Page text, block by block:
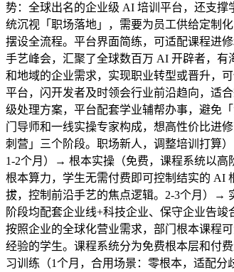
势：全球出名的企业级 AI 培训平台，还支
统沉视「职场落地」，需要为员工供给定制
摆设全流程。平台界面简练，可适配课程进
手艺峰会，汇聚了全球数百万 AI 开辟者，
和地域的企业需求，实现职业转型或晋升，
平台，闪开发者及时领会行业前沿趋向，适
级处理方案，平台配套学业辅帮办事，避免
门导师和一线实操专家构成，想高性价比进
刺营」三个阶段。职场新人，调整培训打算
1-2个月）→ 根本实操（免费，课程系统以高
根本算力，学生无需付费即可控制结实的 AI
拔，控制前沿手艺的焦点逻辑。2-3个月）→
阶段均配套企业线+科技企业、保守企业告
按照企业的全球化营业需求，部门根本课程
经验的学生。课程系统分为免费根本层和付
习训练（1个月，合用场景：零根本，适配